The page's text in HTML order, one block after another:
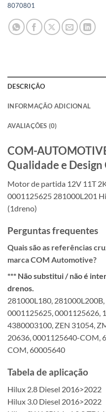
8070801
DESCRIÇÃO
INFORMAÇÃO ADICIONAL
AVALIAÇÕES (0)
COM-
Qualidade e
Motor de partida 12V 11T
0001125625 281000L201
(1dreno)
Perguntas frequentes
Quais são as referências
marca COM Automotive?
*** Não substitui / não é
drenos.
281000L180,
0001125625, 0001125626,
4380003100, ZEN 31054,
20636, 0001125640-COM,
COM, 60005640
Tabela de aplicação
Hilux 2.8 Diesel 2016>2022
Hilux 3.0 Diesel 2016>2022